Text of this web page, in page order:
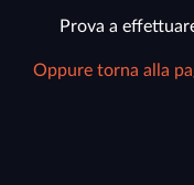
Prova a
Oppure torna alla